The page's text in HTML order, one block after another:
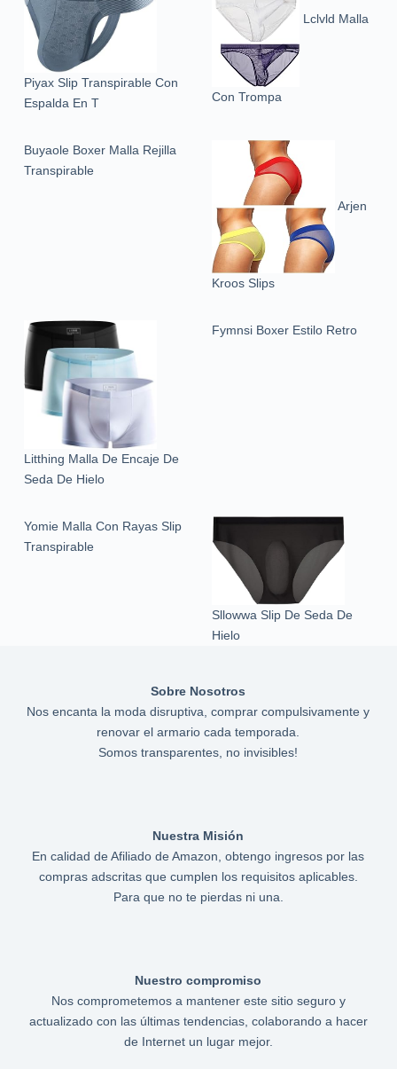
Piyax Slip Transpirable Con
Espalda En T
Lclvld Malla
Con Trompa
Buyaole Boxer Malla Rejilla
Transpirable
Arjen
Kroos Slips
Litthing Malla De Encaje De
Seda De Hielo
Fymnsi Boxer Estilo Retro
Yomie Malla Con Rayas Slip
Transpirable
Sllowwa Slip De Seda De
Hielo
Sobre Nosotros
Nos encanta la moda disruptiva, comprar compulsivamente y
renovar el armario cada temporada.
Somos transparentes, no invisibles!
Nuestra Misión
En calidad de Afiliado de Amazon, obtengo ingresos por las
compras adscritas que cumplen los requisitos aplicables.
Para que no te pierdas ni una.
Nuestro compromiso
Nos comprometemos a mantener este sitio seguro y
actualizado con las últimas tendencias, colaborando a hacer
de Internet un lugar mejor.